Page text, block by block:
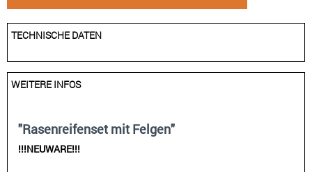
TECHNISCHE DATEN
WEITERE INFOS
"Rasenreifenset mit Felgen"
!!!NEUWARE!!!